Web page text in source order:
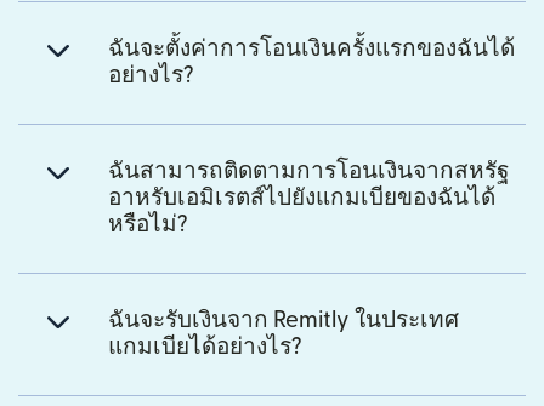
ฉันจะตั้งค่าการโอนเงินครั้งแรกของฉันได้
อย่างไร?
ฉันสามารถติดตามการโอนเงินจากสหรัฐ
อาหรับเอมิเรตส์ไปยังแกมเบียของฉันได้
หรือไม่?
ฉันจะรับเงินจาก Remitly ในประเทศ
แกมเบียได้อย่างไร?